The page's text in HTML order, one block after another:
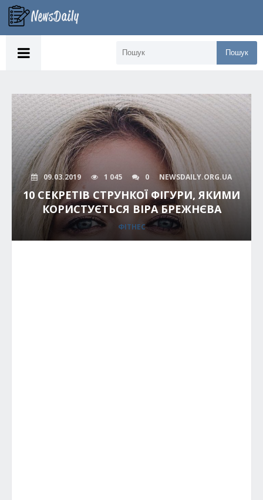
Пошук
09.03.2019 1 045 0 NEWSDAILY.ORG.UA
10 СЕКРЕТІВ СТРУНКОЇ ФІГУРИ, ЯКИМИ
КОРИСТУЄТЬСЯ ВІРА БРЕЖНЄВА
ФІТНЕС